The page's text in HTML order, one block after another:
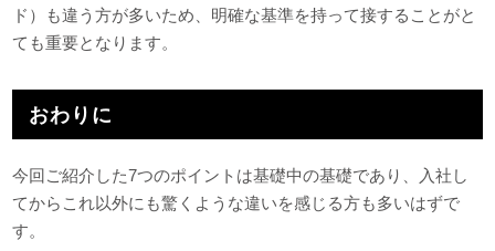
ド）も違う方が多いため、明確な基準を持って接することがと
ても重要となります。
おわりに
今回ご紹介した7つのポイントは基礎中の基礎であり、入社し
てからこれ以外にも驚くような違いを感じる方も多いはずで
す。